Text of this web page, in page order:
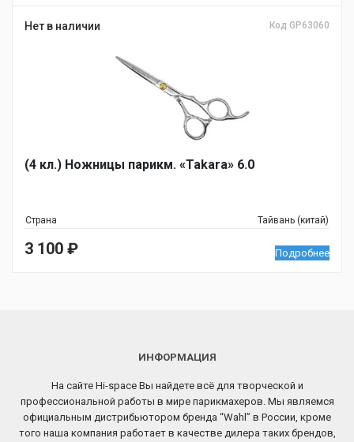
Нет в наличии Код GP63060
(4 кл.) Ножницы парикм. «Takara» 6.0
Страна Тайвань (китай)
3 100 ₽ Подробнее
ИНФОРМАЦИЯ
На сайте Hi-space Вы найдете всё для творческой и
профессиональной работы в мире парикмахеров. Мы являемся
официальным дистрибьютором бренда “Wahl” в России, кроме
того наша компания работает в качестве дилера таких брендов,